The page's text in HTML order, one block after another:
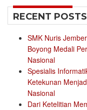
RECENT POSTS
SMK Nuris
Boyong Medali
Nasional
Spesialis
Ketekunan
Nasional
Dari Ketelitian